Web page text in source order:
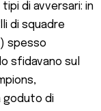
di avversari: in
di squadre
spesso
sfidavano sul
goduto di